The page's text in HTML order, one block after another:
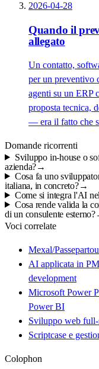
2026-04-28
Quando il
allegato
Un contatto,
per un preventivo
agenti su un ERP
proposta tecnica,
— era il fatto che
Domande ricorrenti
Sviluppo in-house o
azienda?→
Cosa fa uno
italiana, in concreto?→
Come si integra l'AI
Cosa rende valida la
di un consulente esterno?
Voci correlate
Mexal/
AI applicata in
development
Microsoft Power
Power BI
Sviluppo web
Scriptcase e
Colophon